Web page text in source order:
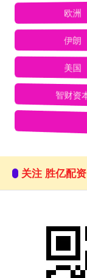
欧洲
伊朗
美国
智财资
关注 胜亿配资